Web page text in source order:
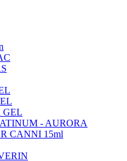
GEL
- AURORA
CANNI 15ml